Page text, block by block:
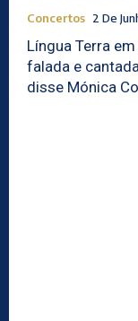
Concertos 2 De
Língua Terra
falada e